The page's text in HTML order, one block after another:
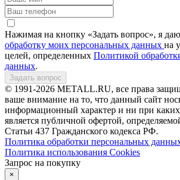
Нажимая на кнопку «Задать вопрос», я даю
обработку моих персональных данных на
целей, определенных Политикой
данных.
Задать вопрос
© 1991-2026 METALL.RU, все права
ваше внимание на то, что данный сайт
информационный характер и ни при
является публичной офертой,
Статьи 437 Гражданского кодекса РФ.
Политика обработки персональных
Политика использования Сookies
Запрос на покупку
×